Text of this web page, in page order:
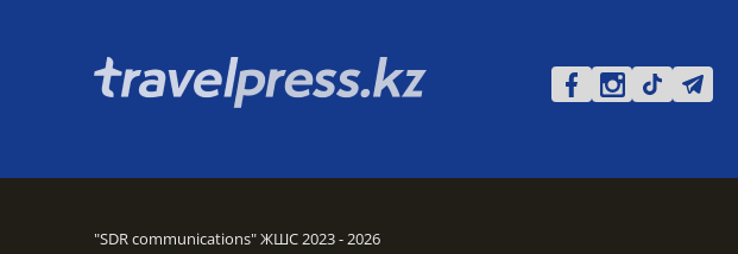
"SDR communications" ЖШС 2023 - 2026